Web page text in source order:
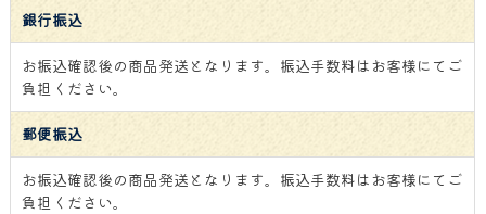
銀行振込
お振込確認後の商品発送となります。振込手数料はお客様にてご
負担ください。
郵便振込
お振込確認後の商品発送となります。振込手数料はお客様にてご
負担ください。